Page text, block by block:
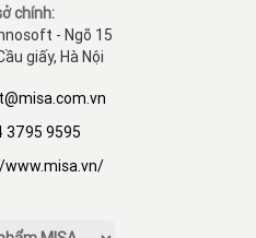
chính:
- Ngõ 15
giấy, Hà Nội
3795 9595